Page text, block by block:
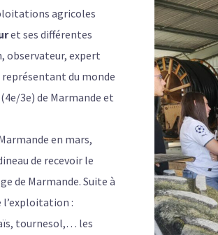
agricoles
et ses différentes
observateur, expert
du monde
3e) de Marmande et
en mars,
de recevoir le
de Marmande. Suite à
l’exploitation :
tournesol,… les